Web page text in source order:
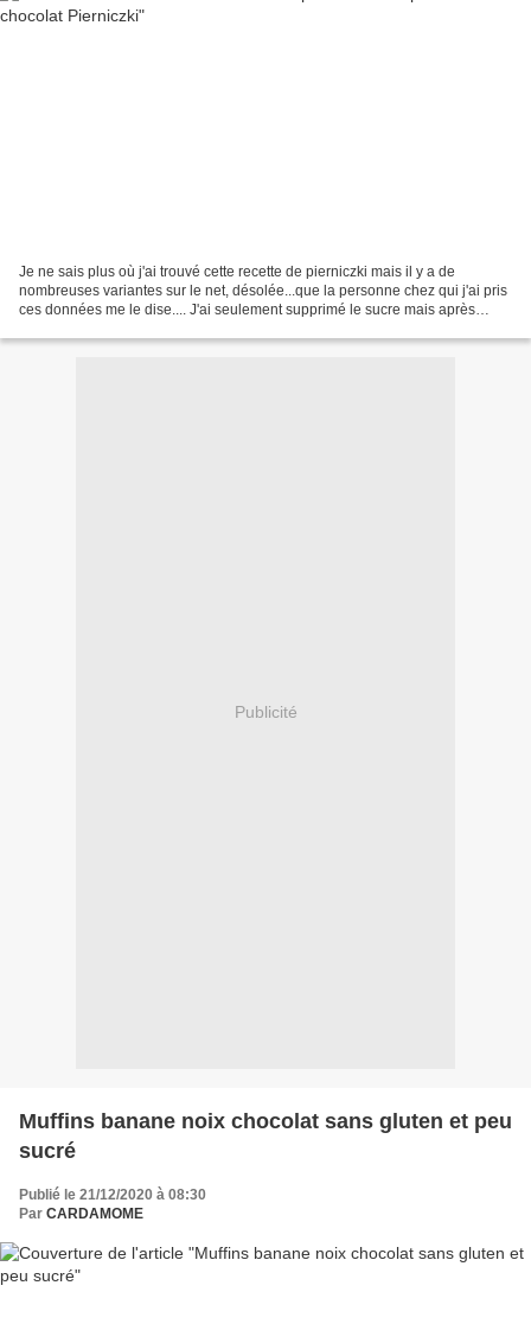
Je ne sais plus où j'ai trouvé cette recette de pierniczki mais il y a de
nombreuses variantes sur le net, désolée...que la personne chez qui j'ai pris
ces données me le dise.... J'ai seulement supprimé le sucre mais après
Publicité
Muffins banane noix chocolat sans gluten et peu
sucré
Publié le 21/12/2020 à 08:30
Par CARDAMOME